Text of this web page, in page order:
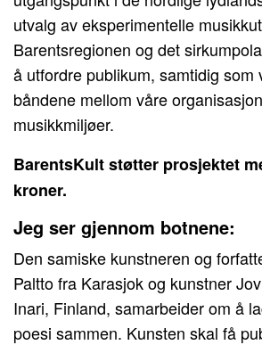
utvalg av eksperimentelle
Barentsregionen og det
å utfordre publikum, samtidig som
båndene mellom våre
musikkmiljøer.
BarentsKult støtter prosjektet
kroner.
Jeg ser gjennom botnene:
Den samiske kunstneren og
Paltto fra Karasjok og kunstner
Inari, Finland, samarbeider om å
poesi sammen. Kunsten skal få